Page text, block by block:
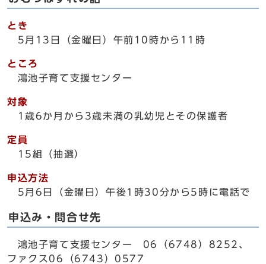
とき
5月13日（金曜日）午前10時から11時
ところ
鴻池子育て支援センター
対象
1歳6か月から3歳未満の乳幼児とその保護者
定員
15組（抽選）
申込方法
5月6日（金曜日）午後1時30分から5時に電話で
申込み・問合せ先
鴻池子育て支援センター 06（6748）8252、
ファクス06（6743）0577